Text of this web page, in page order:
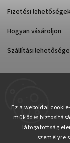
Ez a weboldal
működés
látogatottság
személyre
Fizetési lehetőségek
Hogyan vásároljon
Szállítási